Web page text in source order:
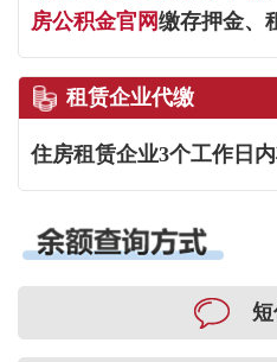
房公积金官网缴存押金、
租赁企业代缴
住房租赁企业3个工作日